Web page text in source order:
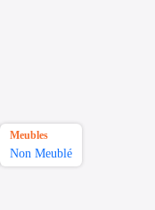
Meubles
Non Meublé